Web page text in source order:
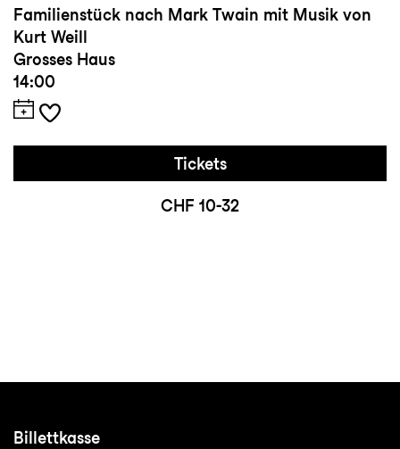
Familienstück nach Mark Twain mit Musik von
Kurt Weill
Grosses Haus
14:00
Tickets
CHF 10-32
Billettkasse